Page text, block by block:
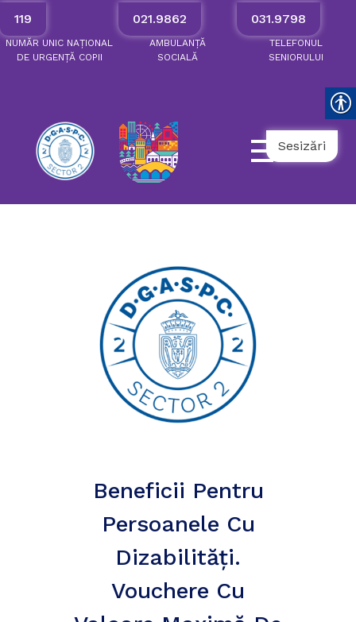
119
NUMĂR UNIC NAȚIONAL
DE URGENȚĂCOPII
021.9862
AMBULANȚĂ
SOCIALĂ
031.9798
TELEFONUL
SENIORULUI
Sesizări
Beneficii Pentru
Persoanele Cu
Dizabilități.
Vouchere Cu